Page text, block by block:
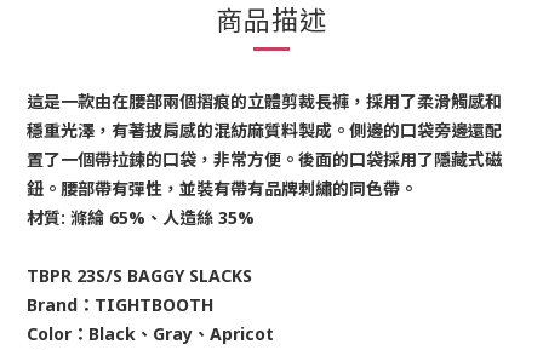
商品描述
這是一款由在腰部兩個摺痕的立體剪裁長褲，採用了柔滑觸感和
穩重光澤，有著披肩感的混紡麻質料製成。側邊的口袋旁邊還配
置了一個帶拉鍊的口袋，非常方便。後面的口袋採用了隱藏式磁
鈕。腰部帶有彈性，並裝有帶有品牌刺繡的同色帶。
材質: 滌綸 65%、人造絲 35%
TBPR 23S/S BAGGY SLACKS
Brand：TIGHTBOOTH
Color：Black、Gray、Apricot